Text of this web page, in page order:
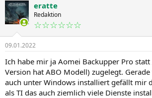
eratte
Redaktion
☆☆☆☆☆☆
09.01.2022
Ich habe mir ja Aomei Backupper Pro
Version hat ABO Modell) zugelegt.
auch unter Windows installiert gefällt mir
als TI das auch ziemlich viele Dienste